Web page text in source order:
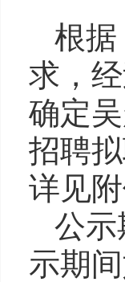
根据
求，
确定
招聘
详见附
公示
示期